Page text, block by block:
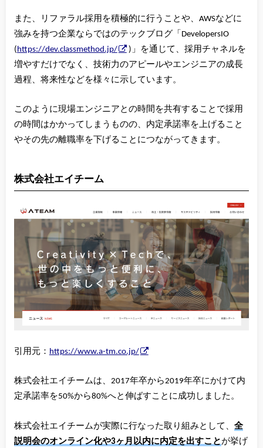
また、リファラル採用を積極的に行うことや、AWSなどに
強みを持つ企業ならではのテックブログ「DevelopersIO
(https://dev.classmethod.jp/
)」を通じて、採用チャネルを
増やすだけでなく、技術力のアピールやエンジニアの成長
過程、将来性などを様々に示しています。
このように現場エンジニアとの時間を共有することで採用
の時間はかかってしまうものの、内定承諾率を上げること
やその先の離職率を下げることにつながってきます。
株式会社エイチーム
引用元： https://www.a-tm.co.jp/
株式会社エイチームは、2017年卒から2019年卒にかけて内
定承諾率を50%から80%へと伸ばすことに成功しました。
株式会社エイチームが実際に行なった取り組みとして、 全
説明会のオンライン化や3ヶ月以内に内定を出すことが挙げ